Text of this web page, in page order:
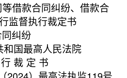
借款合同纠纷、借款合
监督执行裁定书
纠纷
和国最高人民法院
裁 定 书